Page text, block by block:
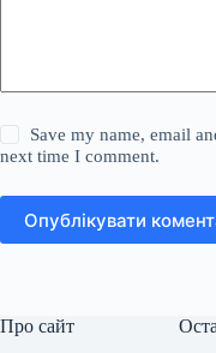
Save my name, email
next time I comment.
Опублікувати
Про сайт